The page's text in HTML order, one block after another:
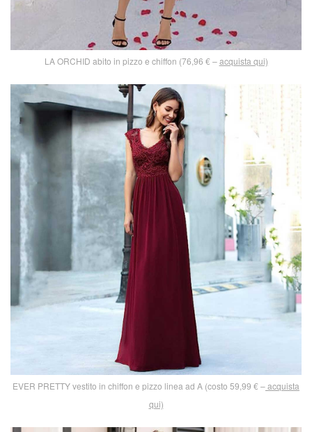
LA ORCHID abito in pizzo e chiffon (76,96 € –acquista qui)
EVER PRETTY vestito in chiffon e pizzo linea ad A (costo 59,99 € –acquista
qui)